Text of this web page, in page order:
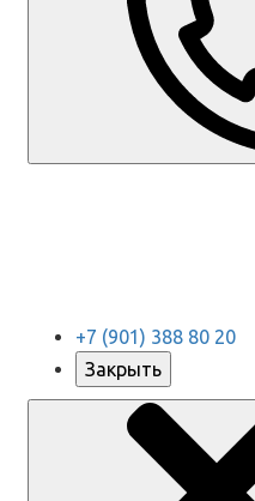
+7 (901) 388 80 20
Закрыть